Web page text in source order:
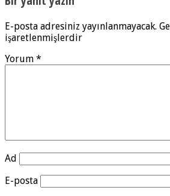
E-posta adresiniz yayınlanmayacak.
işaretlenmişlerdir
Yorum *
Ad
E-posta